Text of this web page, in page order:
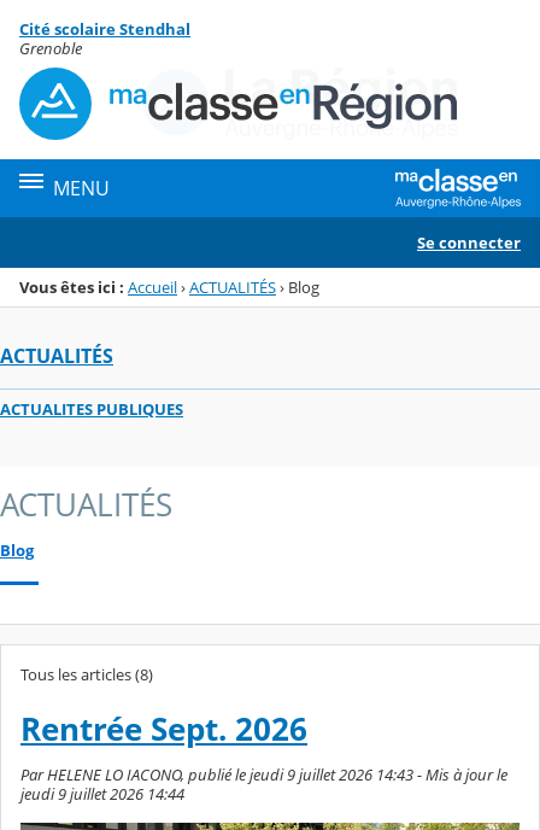
Menu de la rubrique
Contenu
Cité scolaire Stendhal
Grenoble
MENU
Se connecter
Vous êtes ici : Accueil›ACTUALITÉS› Blog
ACTUALITÉS
ACTUALITES PUBLIQUES
ACTUALITÉS
Blog
Tous les articles (8)
Rentrée Sept. 2026
Par HELENE LO IACONO, publié le jeudi 9 juillet 2026 14:43 - Mis à jour le
jeudi 9 juillet 2026 14:44